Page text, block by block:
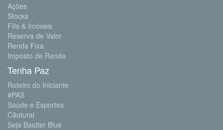
Ações
Stocks
FIIs & Imóveis
Reserva de Valor
Renda Fixa
Imposto de Renda
Tenha Paz
Roteiro do Iniciante
#PAS
Saúde e Esportes
Cãotural
Seja Bastter Blue